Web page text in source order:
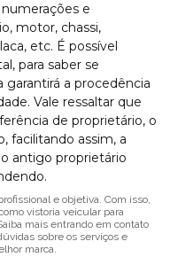
e
motor, chassi,
etc. É possível
para saber se
garantirá a procedência
Vale ressaltar que
de proprietário, o
facilitando assim, a
antigo proprietário
e objetiva. Com isso,
vistoria veicular para
mais entrando em contato
sobre os serviços e
marca.